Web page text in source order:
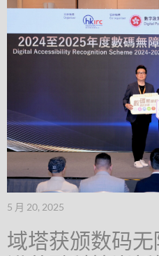
5 月 20, 2025
域塔获颁数码